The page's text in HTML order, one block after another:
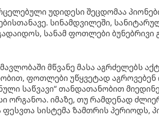
უდიდესი შეცდომაა
სინამდვილეში,
სანამ ფოთლები ბუნებრივი
მწვანე მასა აგრძელებს
ფოთლები უწყვეტად აგროვებენ
საწვავი“ თანდათანობით
ორგანოა. იმაზე, თუ რამდენად
ფესვთა სისტემა ზამთრის პერიოდს,